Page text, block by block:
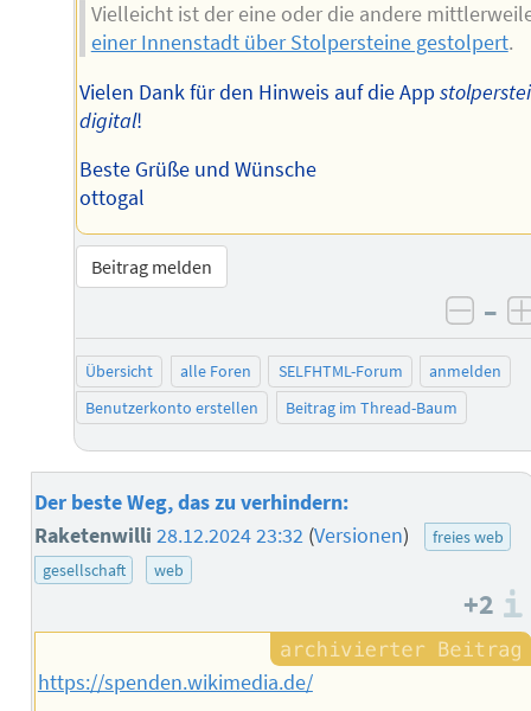
Vielleicht ist der eine oder die andere
einer Innenstadt über Stolpersteine gestolpert.
Vielen Dank für den Hinweis auf die App
digital!
Beste Grüße und Wünsche
ottogal
Beitrag melden
–
Übersicht alle Foren SELFHTML-Forum
anmelden
Benutzerkonto erstellen
Beitrag im Thread-Baum
Der beste Weg, das zu verhindern:
Raketenwilli28.12.2024 23:32 (Versionen)
freies web
gesellschaft
web
+2
https://spenden.wikimedia.de/